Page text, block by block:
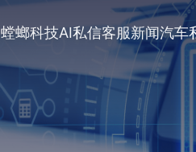
螳螂科技AI私信客服新闻汽车